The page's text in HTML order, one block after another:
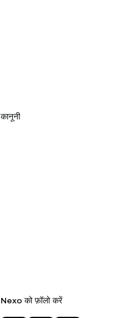
कानूनी
Nexo को फ़ॉलो करें